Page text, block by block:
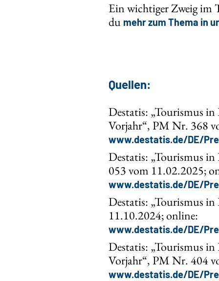
Ein wichtiger Zweig im
du mehr zum Thema in
Quellen:
Destatis: „Tourismus
Vorjahr“, PM Nr. 368
www.destatis.de/DE/
Destatis: „Tourismus
053 vom 11.02.2025;
www.destatis.de/DE/
Destatis: „Tourismus
11.10.2024; online:
www.destatis.de/DE/
Destatis: „Tourismus
Vorjahr“, PM Nr. 404
www.destatis.de/DE/